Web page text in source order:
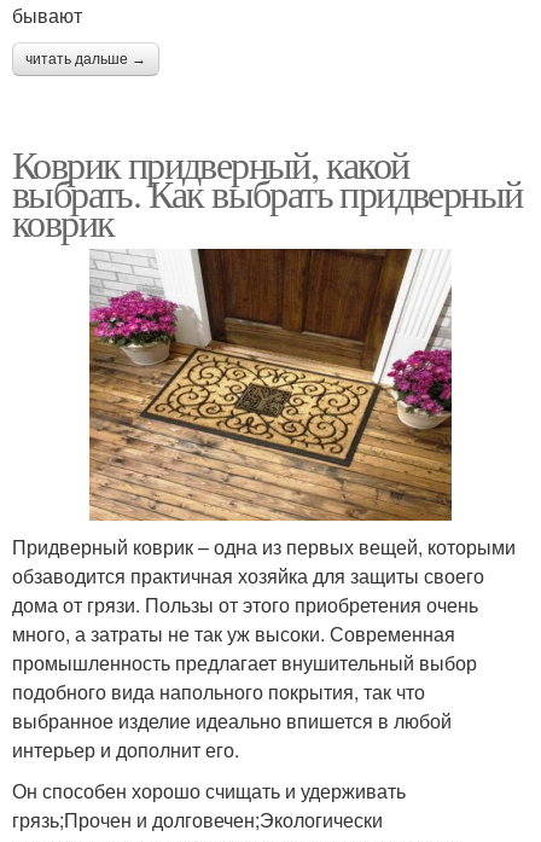
бывают
читать дальше →
Коврик придверный, какой
выбрать. Как выбрать придверный
коврик
Придверный коврик – одна из первых вещей, которыми
обзаводится практичная хозяйка для защиты своего
дома от грязи. Пользы от этого приобретения очень
много, а затраты не так уж высоки. Современная
промышленность предлагает внушительный выбор
подобного вида напольного покрытия, так что
выбранное изделие идеально впишется в любой
интерьер и дополнит его.
Он способен хорошо счищать и удерживать
грязь;Прочен и долговечен;Экологически